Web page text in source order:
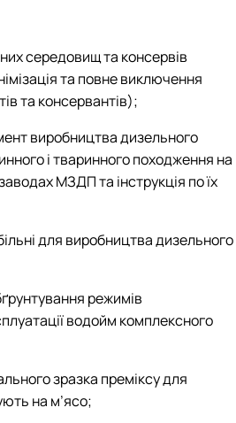
середовищ та консервів
та повне виключення
та консервантів);
виробництва дизельного
і тваринного походження на
МЗДП та інструкція по їх
для виробництва дизельного
режимів
водойм комплексного
зразка преміксу для
на м’ясо;